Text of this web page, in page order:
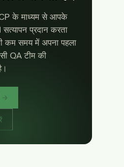
के माध्यम से आपके
सत्यापन प्रदान करता
कम समय में अपना पहला
QA टीम की
→